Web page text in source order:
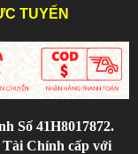
TUYẾN
Số 41H8017872.
Chính cấp với